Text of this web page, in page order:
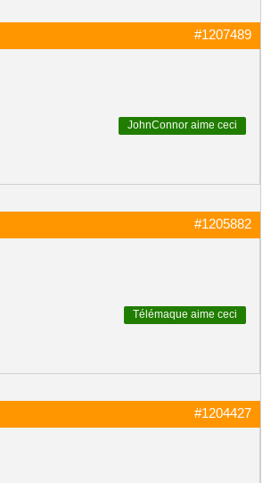
#1207489
JohnConnor aime ceci
#1205882
Télémaque aime ceci
#1204427